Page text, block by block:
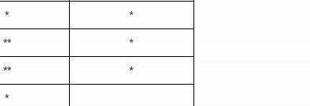
* *
** *
** *
*